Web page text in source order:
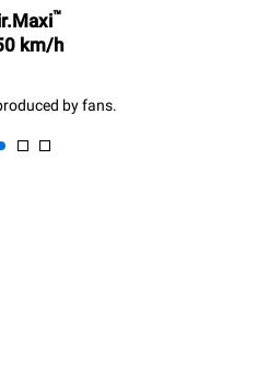
™
km/h
by fans.